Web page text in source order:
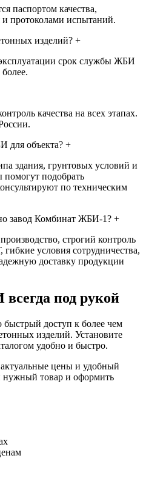
паспортом качества,
и протоколами испытаний.
изделий? +
срок службы ЖБИ
качества на всех этапах.
для объекта? +
здания, грунтовых условий и
подобрать
по техническим
завод Комбинат ЖБИ-1? +
строгий контроль
гибкие условия сотрудничества,
доставку продукции
всегда под рукой
доступ к более чем
изделий. Установите
удобно и быстро.
цены и удобный
нужный товар и оформить